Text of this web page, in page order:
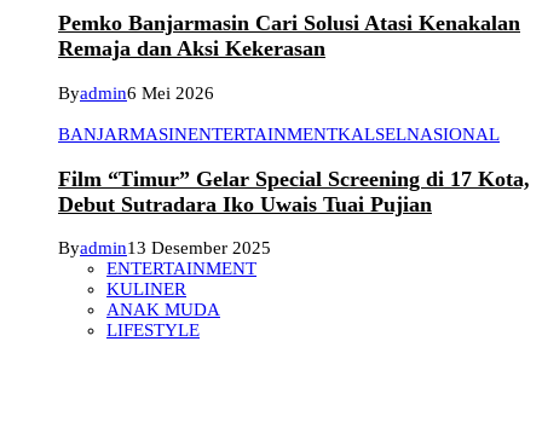
Pemko Banjarmasin Cari Solusi Atasi Kenakalan
Remaja dan Aksi Kekerasan
Byadmin6 Mei 2026
BANJARMASINENTERTAINMENTKALSELNASIONAL
Film “Timur” Gelar Special Screening di 17 Kota,
Debut Sutradara Iko Uwais Tuai Pujian
Byadmin13 Desember 2025
ENTERTAINMENT
KULINER
ANAK MUDA
LIFESTYLE